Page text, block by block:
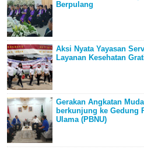
Berpulang
Aksi Nyata Yayasan
Layanan Kesehatan
Gerakan Angkatan
berkunjung ke Gedung
Ulama (PBNU)